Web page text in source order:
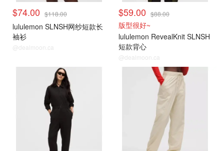
$74.00 $118.00
lululemon SLNSH网纱短款长
袖衫
@dealmoon.ca
$59.00 $88.00
版型很好~
lululemon RevealKnit SLNSH
短款背心
@dealmoon.ca